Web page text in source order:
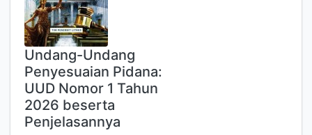
Undang-Undang
Penyesuaian Pidana:
UUD Nomor 1 Tahun
2026 beserta
Penjelasannya